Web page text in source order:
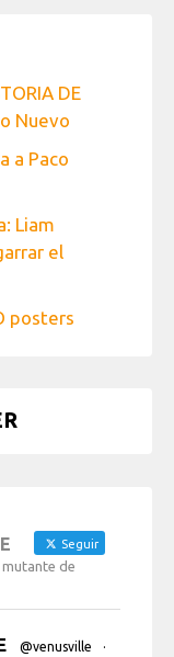
DE
Nuevo
a Paco
Liam
el
posters
Seguir
de
@venusville
·